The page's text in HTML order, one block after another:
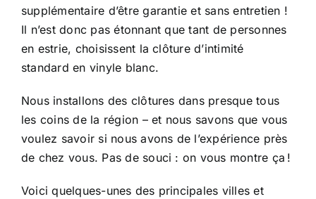
supplémentaire d’être garantie et sans entretien !
Il n’est donc pas étonnant que tant de personnes
en estrie, choisissent la clôture d’intimité
standarden vinyle blanc.
Nous installons des clôtures dans presque tous
les coins de la région – et nous savons que vous
voulez savoir si nous avons de l’expérience près
de chez vous. Pas de souci : on vous montre ça !
Voici quelques-unes des principales villes et